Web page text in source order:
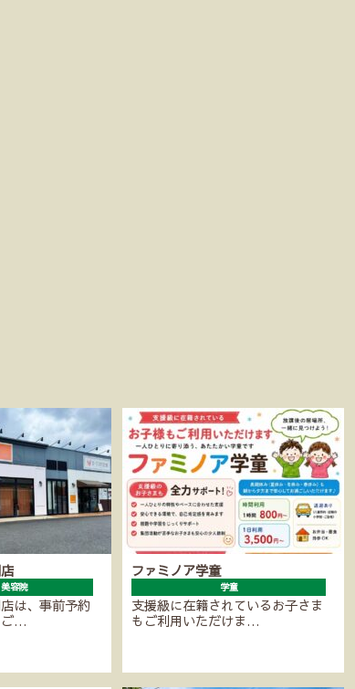
容院
は、事前予約
ご…
ファミノア学童
学童
支援級に在籍されているお子さま
もご利用いただけま…